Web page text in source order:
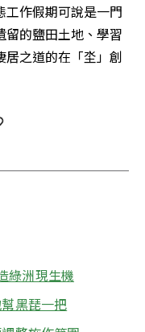
工作假期可說是一門
留的鹽田土地、學習
之道的在「坔」創
綠洲現生機
黑琵一把